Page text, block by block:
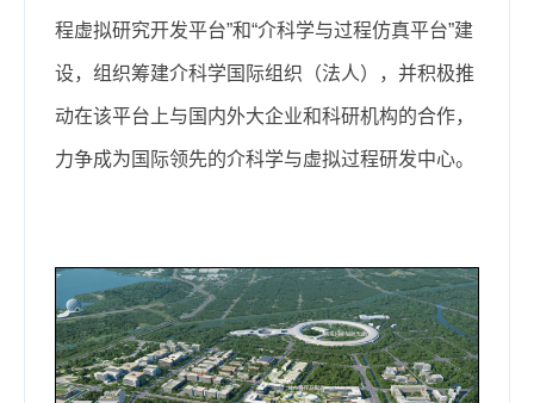
程虚拟研究开发平台”和“介科学与过程仿真平台”建
设， 组织筹建介科学国际组织（法人）， 并积极推
动在该平台上与国内外大企业和科研机构的合作，
力争成为国际领先的介科学与虚拟过程研发中心。